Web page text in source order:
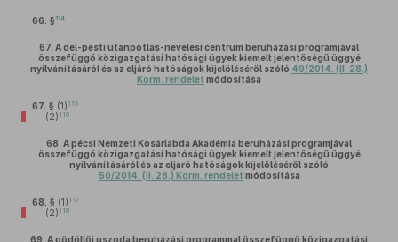
66. § 114
67. A dél-pesti utánpótlás-nevelési centrum beruházási programjával
összefüggő közigazgatási hatósági ügyek kiemelt jelentőségű üggyé
nyilvánításáról és az eljáró hatóságok kijelöléséről szóló 49/2014. (II. 28.)
Korm. rendelet módosítása
67. § (1) 115
(2) 116
68. A pécsi Nemzeti Kosárlabda Akadémia beruházási programjával
összefüggő közigazgatási hatósági ügyek kiemelt jelentőségű üggyé
nyilvánításáról és az eljáró hatóságok kijelöléséről szóló
50/2014. (II. 28.) Korm. rendelet módosítása
68. § (1) 117
(2) 118
69. A gödöllői uszoda beruházási programmal összefüggő közigazgatási